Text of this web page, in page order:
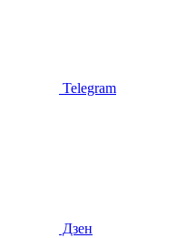
Telegram
Дзен